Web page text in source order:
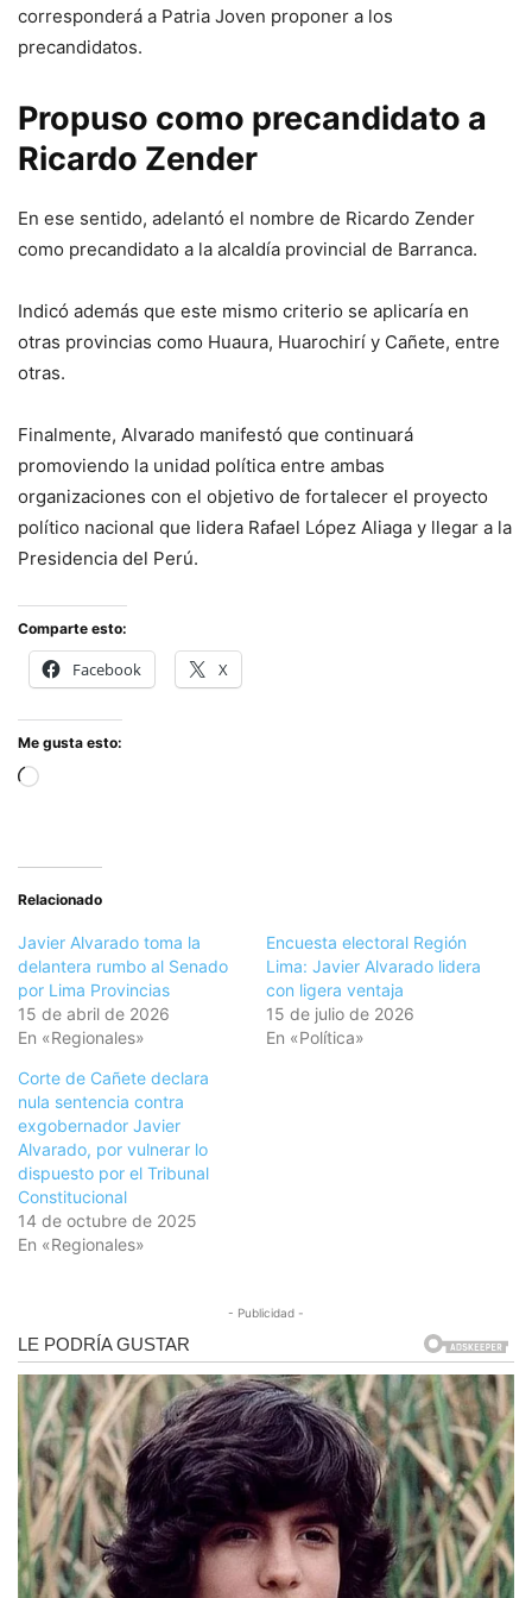
corresponderá a Patria Joven proponer a los
precandidatos.
Propuso como precandidato a
Ricardo Zender
En ese sentido, adelantó el nombre de Ricardo Zender
como precandidato a la alcaldía provincial de Barranca.
Indicó además que este mismo criterio se aplicaría en
otras provincias como Huaura, Huarochirí y Cañete, entre
otras.
Finalmente, Alvarado manifestó que continuará
promoviendo la unidad política entre ambas
organizaciones con el objetivo de fortalecer el proyecto
político nacional que lidera Rafael López Aliaga y llegar a la
Presidencia del Perú.
Comparte esto:
Facebook X
Me gusta esto:
Cargando...
Relacionado
Javier Alvarado toma la
delantera rumbo al Senado
por Lima Provincias
15 de abril de 2026
En «Regionales»
Encuesta electoral Región
Lima: Javier Alvarado lidera
con ligera ventaja
15 de julio de 2026
En «Política»
Corte de Cañete declara
nula sentencia contra
exgobernador Javier
Alvarado, por vulnerar lo
dispuesto por el Tribunal
Constitucional
14 de octubre de 2025
En «Regionales»
- Publicidad -